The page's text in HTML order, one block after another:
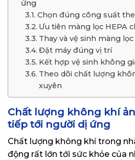
ứng
Chọn đúng công suất
Ưu tiên màng lọc HEPA
Thay và vệ sinh màng
Đặt máy đúng vị trí
Kết hợp vệ sinh không
Theo dõi chất lượng
xuyên
Chất lượng không khí
tiếp tới người dị ứng
Chất lượng không khí trong
động rất lớn tới sức khỏe của